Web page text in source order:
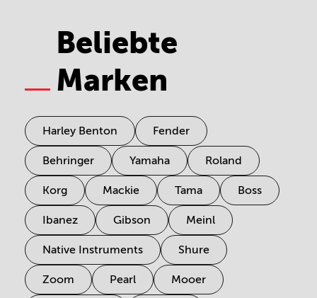
Beliebte
Marken
Harley Benton Fender
Behringer Yamaha Roland
Korg Mackie Tama Boss
Ibanez Gibson Meinl
Native Instruments Shure
Zoom Pearl Mooer